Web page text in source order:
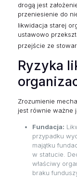
drogą jest
przeniesienie do
likwidacja starej
ustawowo
przejście ze
Ryzyka
Zrozumienie
jest równie ważne
Fundacja:
przypadku
majątku
w statucie.
właściwy
braku